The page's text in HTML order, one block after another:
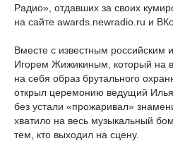
Радио», отдавших за своих
на сайте awards.newradio.ru и
Вместе с известным российским
Игорем Жижикиным, который на
на себя образ брутального
открыл церемонию ведущий
без устали «прожаривал»
хватило на весь музыкальный
тем, кто выходил на сцену.